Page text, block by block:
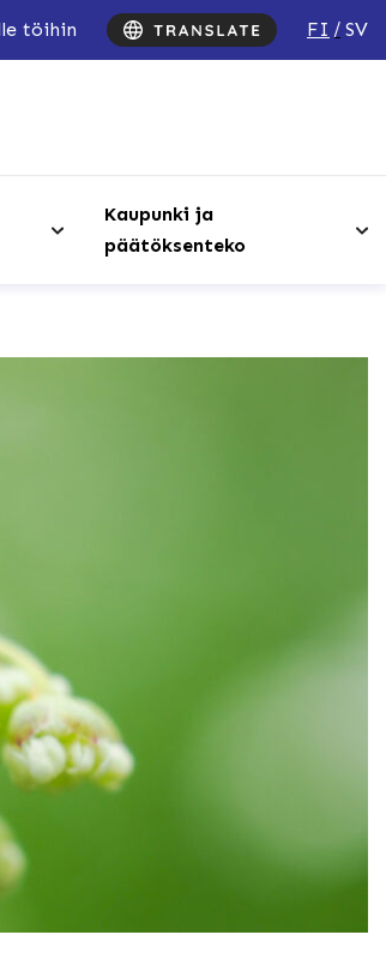
töihin FI SV
Kaupunki ja
päätöksenteko